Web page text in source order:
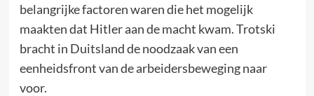
belangrijke factoren waren die het mogelijk
maakten dat Hitler aan de macht kwam. Trotski
bracht in Duitsland de noodzaak van een
eenheidsfront van de arbeidersbeweging naar
voor.